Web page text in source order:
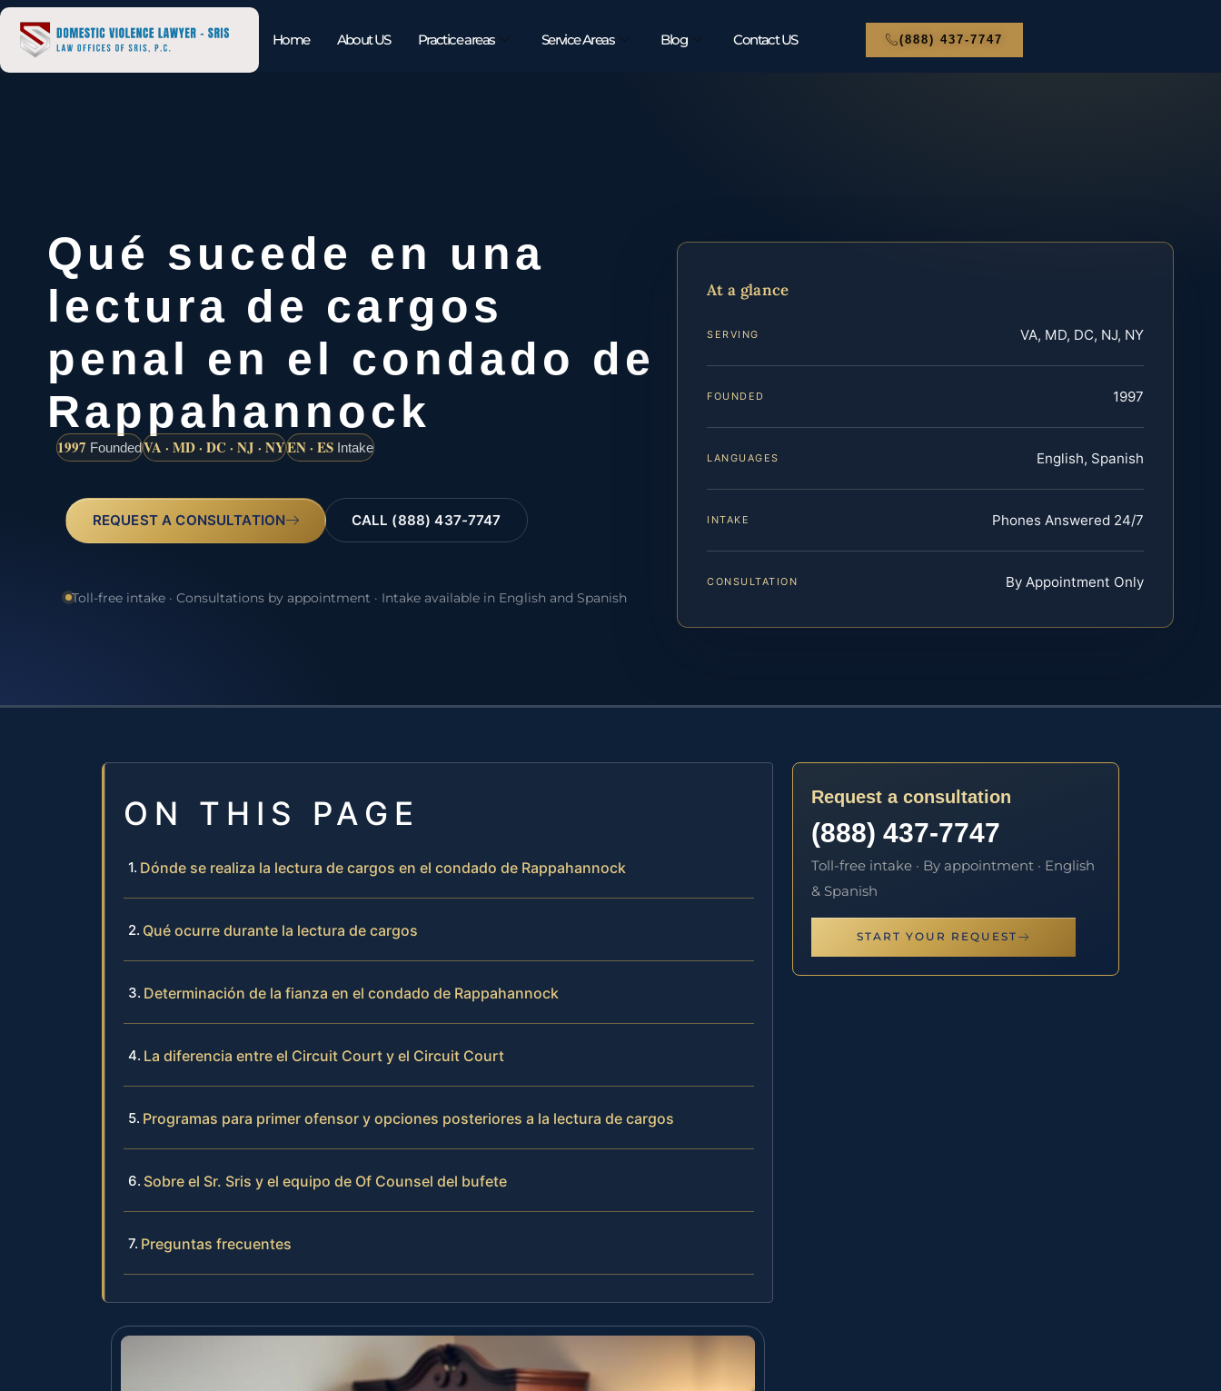
Home About US Practice areas Service Areas Blog Contact US (888) 437-7747
Qué sucede en una
lectura de cargos
penal en el condado de
Rappahannock
1997 FoundedVA · MD · DC · NJ · NYEN · ES Intake
REQUEST A CONSULTATION CALL (888) 437-7747
Toll-free intake · Consultations by appointment · Intake available in English and Spanish
At a glance
SERVING VA, MD, DC, NJ, NY
FOUNDED 1997
LANGUAGES English, Spanish
INTAKE Phones Answered 24/7
CONSULTATION By Appointment Only
ON THIS PAGE
Dónde se realiza la lectura de cargos en el condado de Rappahannock
Qué ocurre durante la lectura de cargos
Determinación de la fianza en el condado de Rappahannock
La diferencia entre el Circuit Court y el Circuit Court
Programas para primer ofensor y opciones posteriores a la lectura de cargos
Sobre el Sr. Sris y el equipo de Of Counsel del bufete
Preguntas frecuentes
Request a consultation
(888) 437-7747
Toll-free intake · By appointment · English
& Spanish
START YOUR REQUEST